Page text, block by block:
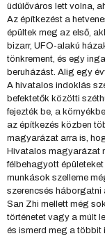
üdülőváros lett volna,
Az építkezést a
épültek meg az első,
bizarr, UFO-alakú
tönkrement, és egy
beruházást. Alig egy
A hivatalos indoklás
befektetők közötti
fejezték be, a
az építkezés közben
magyarázat arra is,
Hivatalos magyarázat
félbehagyott
munkások szelleme
szerencsés háborgatni
San Zhi mellett még
történetet vagy a múlt
és ismerd meg a többit